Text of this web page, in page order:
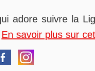
adore suivre la
En savoir plus sur